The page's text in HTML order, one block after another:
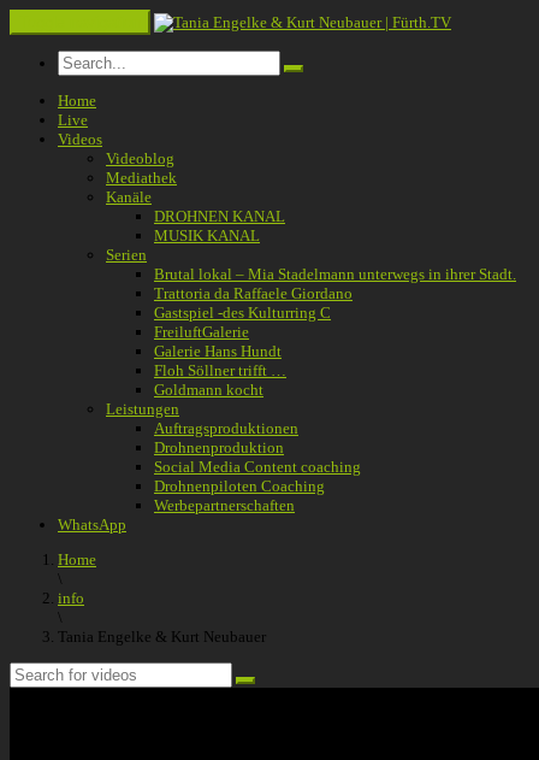
Home
Live
Videos
Videoblog
Mediathek
Kanäle
DROHNEN KANAL
MUSIK KANAL
Serien
Brutal lokal – Mia Stadelmann unterwegs in ihrer Stadt.
Trattoria da Raffaele Giordano
Gastspiel -des Kulturring C
FreiluftGalerie
Galerie Hans Hundt
Floh Söllner trifft …
Goldmann kocht
Leistungen
Auftragsproduktionen
Drohnenproduktion
Social Media Content coaching
Drohnenpiloten Coaching
Werbepartnerschaften
WhatsApp
Home
\
info
\
Tania Engelke & Kurt Neubauer